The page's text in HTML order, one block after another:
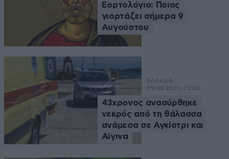
Εορτολόγιο: Ποιος
γιορτάζει σήμερα 9
Αυγούστου
ΕΛΛΑΔΑ
09·08·2026 02:00
43χρονος ανασύρθηκε
νεκρός από τη θάλασσα
ανάμεσα σε Αγκίστρι και
Αίγινα